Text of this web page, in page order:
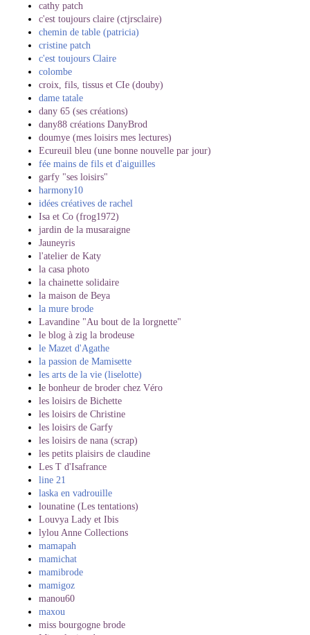
cathy patch
c'est toujours claire (ctjrsclaire)
chemin de table (patricia)
cristine patch
c'est toujours Claire
colombe
croix, fils, tissus et CIe (douby)
dame tatale
dany 65 (ses créations)
dany88 créations DanyBrod
doumye (mes loisirs mes lectures)
Ecureuil bleu (une bonne nouvelle par jour)
fée mains de fils et d'aiguilles
garfy "ses loisirs"
harmony10
idées créatives de rachel
Isa et Co (frog1972)
jardin de la musaraigne
Jauneyris
l'atelier de Katy
la casa photo
la chainette solidaire
la maison de Beya
la mure brode
Lavandine "Au bout de la lorgnette"
le blog à zig la brodeuse
le Mazet d'Agathe
la passion de Mamisette
les arts de la vie (liselotte)
le bonheur de broder chez Véro
les loisirs de Bichette
les loisirs de Christine
les loisirs de Garfy
les loisirs de nana (scrap)
les petits plaisirs de claudine
Les T d'Isafrance
line 21
laska en vadrouille
lounatine (Les tentations)
Louvya Lady et Ibis
lylou Anne Collections
mamapah
mamichat
mamibrode
mamigoz
manou60
maxou
miss bourgogne brode